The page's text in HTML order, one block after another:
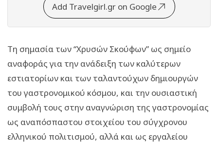
Add Travelgirl.gr on Google
Τη σημασία των “Χρυσών Σκούφων” ως σημείο
αναφοράς για την ανάδειξη των καλύτερων
εστιατορίων και των ταλαντούχων δημιουργών
του γαστρονομικού κόσμου, και την ουσιαστική
συμβολή τους στην αναγνώριση της γαστρονομίας
ως αναπόσπαστου στοιχείου του σύγχρονου
ελληνικού πολιτισμού, αλλά και ως εργαλείου